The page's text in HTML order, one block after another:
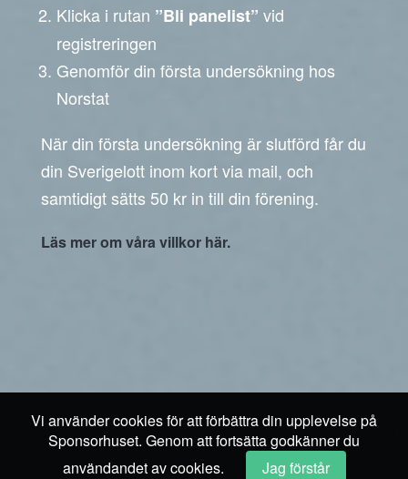
Klicka i rutan ”Bli panelist” vid
registreringen
Genomför din första undersökning hos
Norstat
När din första undersökning är slutförd får du
din Sverigelott inom kort via mail, och
samtidigt sätts 50 kr in till din förening.
Läs mer om våra villkor här.
Vi använder cookies för att förbättra din upplevelse på
Sponsorhuset. Genom att fortsätta godkänner du
användandet av cookies.
Jag förstår